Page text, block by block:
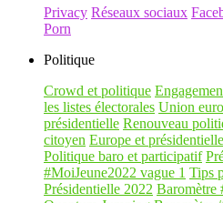
Privacy Réseaux sociaux
Porn
Politique
Crowd et politique
les listes électorales Union
présidentielle Renouveau
citoyen Europe et
Politique baro et participatif
#MoiJeune2022 vague 1 Tips
Présidentielle 2022 Baromètre